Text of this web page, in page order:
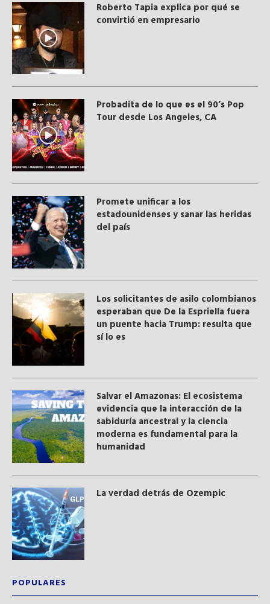
Roberto Tapia explica por qué se
convirtió en empresario
Probadita de lo que es el 90’s Pop
Tour desde Los Angeles, CA
Promete unificar a los
estadounidenses y sanar las heridas
del país
Los solicitantes de asilo colombianos
esperaban que De la Espriella fuera
un puente hacia Trump: resulta que
sí lo es
Salvar el Amazonas: El ecosistema
evidencia que la interacción de la
sabiduría ancestral y ​la ciencia
moderna​ es fundamental para la
humanidad
La verdad detrás de Ozempic
POPULARES